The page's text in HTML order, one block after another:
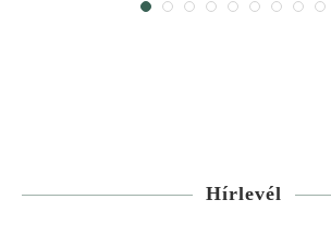
Hírlevél